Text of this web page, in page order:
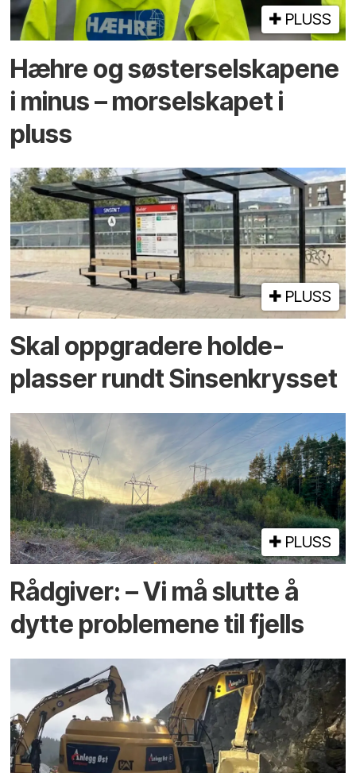
PLUSS
Hæhre og søster­selskapene
i minus – mor­selskapet i
pluss
PLUSS
Skal oppgradere holde­
plasser rundt Sinsenkrysset
PLUSS
Rådgiver: – Vi må slutte å
dytte problemene til fjells